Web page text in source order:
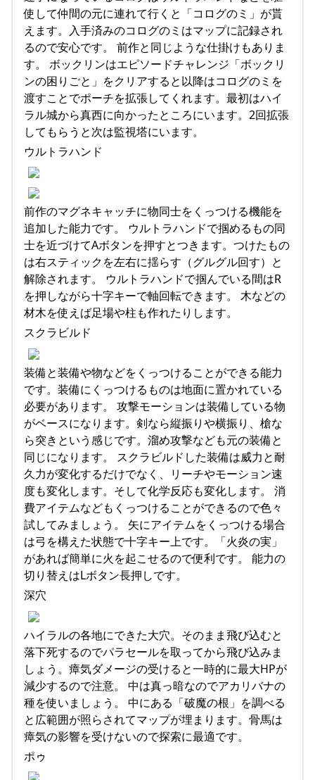
使して仲間の元に連れて行くと「コログのミ」が貰
えます。入手済みのコログのミはマップに記録され
るので安心です。 前作と同じような仕掛けもありま
す。 ボックリンはエピソードチャレンジ「ボックリ
ンの困りごと」をクリアすると以降はコログのミを
渡すことでポーチを拡張してくれます。最初はハイ
ラル城から真西に向かったところにいます。2回拡張
してもらうと次は監視塔にいます。
ウルトラハンド
前作のマグネキャッチに物同士をくっつける機能を
追加した能力です。 ウルトラハンドで掴めるもの同
士を近づけてAボタンを押すとつきます。つけたもの
は右スティックを左右に揺らす（グルグル回す）と
解除されます。 ウルトラハンドで掴んでいる間はR
を押しながら十字キーで軸回転できます。 木などの
材木を使えば足場や柱も作れたりします。
スクラビルド
装備と装備や物などをくっつけることができる能力
です。装備にくっつけるものは地面に置かれている
必要があります。 攻撃モーションは装備している物
がベースになります。剣なら縦振りや横振り、槍な
ら突きという感じです。溜め攻撃なども元の装備と
同じになります。 スクラビルドした装備は威力と耐
久力が変化するだけでなく、リーチやモーション速
度も変化します。そして化学反応も変化します。 消
費アイテムなどもくっつけることができるので色々
試してみましょう。 矢にアイテムをくっつける場合
は弓を構えた状態で十字キー上です。「火炎の実」
があれば簡単に火を起こせるので便利です。 能力の
切り替えはLボタン長押しです。
深穴
ハイラルの各地にできた大穴。そのまま飛び込むと
落下死するのでパラセールを取ってから飛び込みま
しょう。瘴気ダメージの受けると一時的に最大HPが
減少するので注意。 中は真っ暗なのでアカリバナの
種を使いましょう。 中にある「破魔の根」を調べる
と広範囲が照らされてマップが埋まります。骨馬は
瘴気の影響を受けないので探索に最適です。
ポゥ